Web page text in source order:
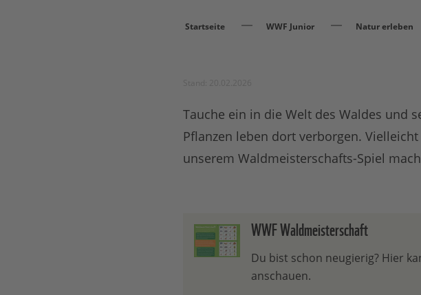
Startseite WWF Junior Natur erleben
Tauche ein in die Welt des Waldes und
Pflanzen leben dort verborgen.
unserem Waldmeisterschafts-Spiel
WWF Waldmeisterschaft
Du bist schon neugierig? Hier
anschauen.